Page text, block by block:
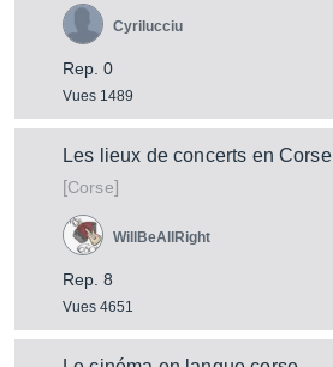
Rep. 0
Vues 1489
Cyrilucciu
Les lieux de concerts en Corse
[Corse]
Rep. 8
Vues 4651
WillBeAllRight